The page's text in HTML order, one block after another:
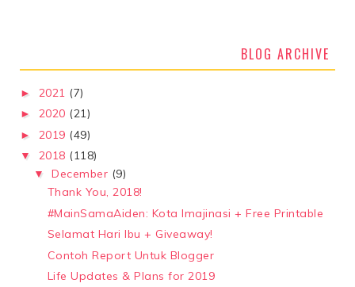
BLOG ARCHIVE
► 2021 (7)
► 2020 (21)
► 2019 (49)
▼ 2018 (118)
▼December (9)
Thank You, 2018!
#MainSamaAiden: Kota Imajinasi + Free Printable
Selamat Hari Ibu + Giveaway!
Contoh Report Untuk Blogger
Life Updates & Plans for 2019